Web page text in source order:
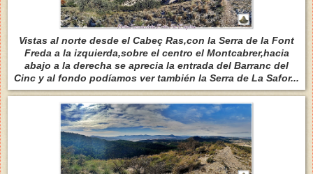
Vistas al norte desde el Cabeç Ras,con la Serra de la Font
Freda a la izquierda,sobre el centro el Montcabrer,hacia
abajo a la derecha se aprecia la entrada del Barranc del
Cinc y al fondo podíamos ver también la Serra de La Safor...